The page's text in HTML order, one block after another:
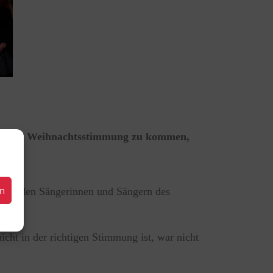
in Weihnachtsstimmung zu kommen,
den Sängerinnen und Sängern des
in der richtigen Stimmung ist, war nicht